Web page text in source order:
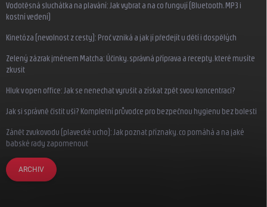
Vodotěsná sluchátka na plavání: Jak vybrat a na co fungují (Bluetooth, MP3 i
kostní vedení)
Kinetóza (nevolnost z cesty): Proč vzniká a jak jí předejít u dětí i dospělých
Zelený zázrak jménem Matcha: Účinky, správná příprava a recepty, které musíte
zkusit
Hluk v open office: Jak se nenechat vyrušit a získat zpět svou koncentraci?
Jak si správně čistit uši? Kompletní průvodce pro bezpečnou hygienu bez bolesti
Zánět zvukovodu (plavecké ucho): Jak poznat příznaky, co pomáhá a na jaké
babské rady zapomenout
ARCHIV